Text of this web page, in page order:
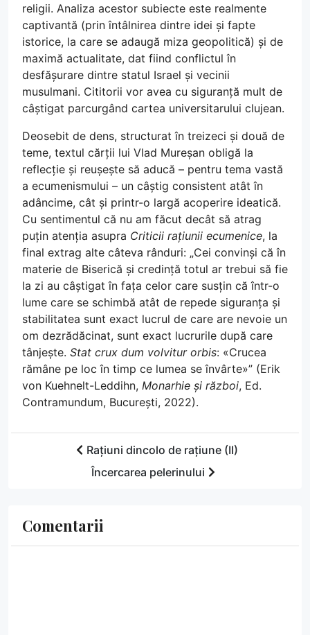
religii. Analiza acestor subiecte este realmente
captivantă (prin întâlnirea dintre idei și fapte
istorice, la care se adaugă miza geopolitică) și de
maximă actualitate, dat fiind conflictul în
desfășurare dintre statul Israel și vecinii
musulmani. Cititorii vor avea cu siguranță mult de
câștigat parcurgând cartea universitarului clujean.
Deosebit de dens, structurat în treizeci și două de
teme, textul cărții lui Vlad Mureșan obligă la
reflecție și reușește să aducă – pentru tema vastă
a ecumenismului – un câștig consistent atât în
adâncime, cât și printr-o largă acoperire ideatică.
Cu sentimentul că nu am făcut decât să atrag
puțin atenția asupra Criticii rațiunii ecumenice, la
final extrag alte câteva rânduri: „Cei convinși că în
materie de Biserică și credință totul ar trebui să fie
la zi au câștigat în fața celor care susțin că într-o
lume care se schimbă atât de repede siguranța și
stabilitatea sunt exact lucrul de care are nevoie un
om dezrădăcinat, sunt exact lucrurile după care
tânjește. Stat crux dum volvitur orbis: «Crucea
rămâne pe loc în timp ce lumea se învârte»” (Erik
von Kuehnelt-Leddihn, Monarhie și război, Ed.
Contramundum, București, 2022).
Rațiuni dincolo de rațiune (II)
Încercarea pelerinului
Comentarii